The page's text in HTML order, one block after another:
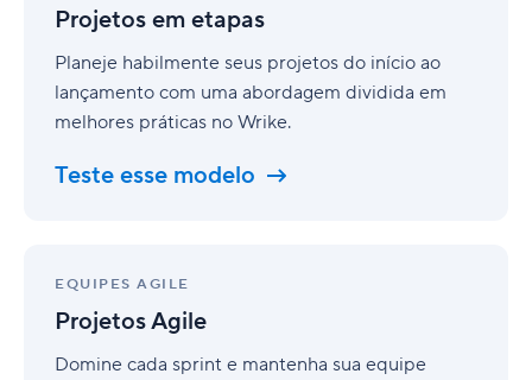
Projetos em etapas
Planeje habilmente seus projetos do início ao
lançamento com uma abordagem dividida em
melhores práticas no Wrike.
Teste esse modelo
EQUIPES AGILE
Projetos Agile
Domine cada sprint e mantenha sua equipe
Agile